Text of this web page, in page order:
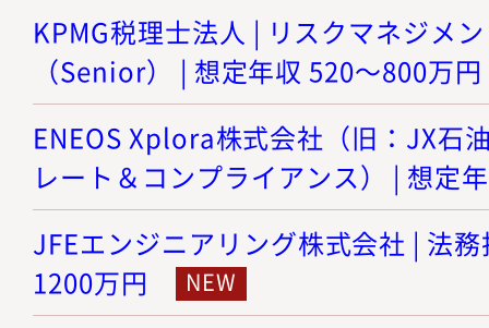
KPMG税理士法人 | リスクマネジメ
（Senior） | 想定年収 520～800万円
ENEOS Xplora株式会社（旧：JX石
レート＆コンプライアンス） | 想定
JFEエンジニアリング株式会社 | 法
1200万円